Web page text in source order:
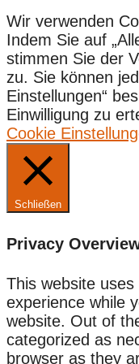
Wir verwenden
Indem Sie auf
stimmen Sie der
zu. Sie können
Einstellungen“
Einwilligung zu
Cookie
Schließen
Privacy
This website
experience while
website. Out of
categorized as
browser as they